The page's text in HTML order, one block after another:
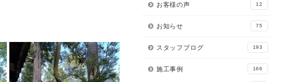
お客様の声 12
お知らせ 75
スタッフブログ 193
施工事例 166